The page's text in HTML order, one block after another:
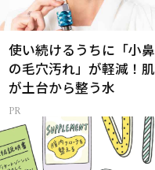
使い続けるうちに「小鼻
の毛穴汚れ」が軽減！肌
が土台から整う水